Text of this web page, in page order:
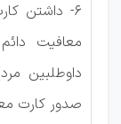
6- داشتن
معافیت
داوطلبین
صدور کارت